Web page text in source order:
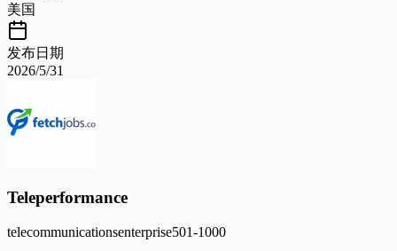
美国
发布日期
2026/5/31
Teleperformance
telecommunicationsenterprise501-1000